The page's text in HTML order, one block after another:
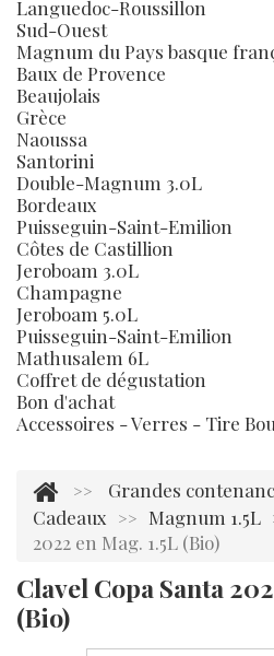
Languedoc-Roussillon
Sud-Ouest
Magnum du Pays basque
Baux de Provence
Beaujolais
Grèce
Naoussa
Santorini
Double-Magnum 3.0L
Bordeaux
Puisseguin-Saint-Emilion
Côtes de Castillion
Jeroboam 3.0L
Champagne
Jeroboam 5.0L
Puisseguin-Saint-Emilion
Mathusalem 6L
Coffret de dégustation
Bon d'achat
Accessoires - Verres - Tire
>>
Grandes
Cadeaux
>> Magnum 1.5L
2022 en Mag. 1.5L (Bio)
Clavel Copa Santa
(Bio)